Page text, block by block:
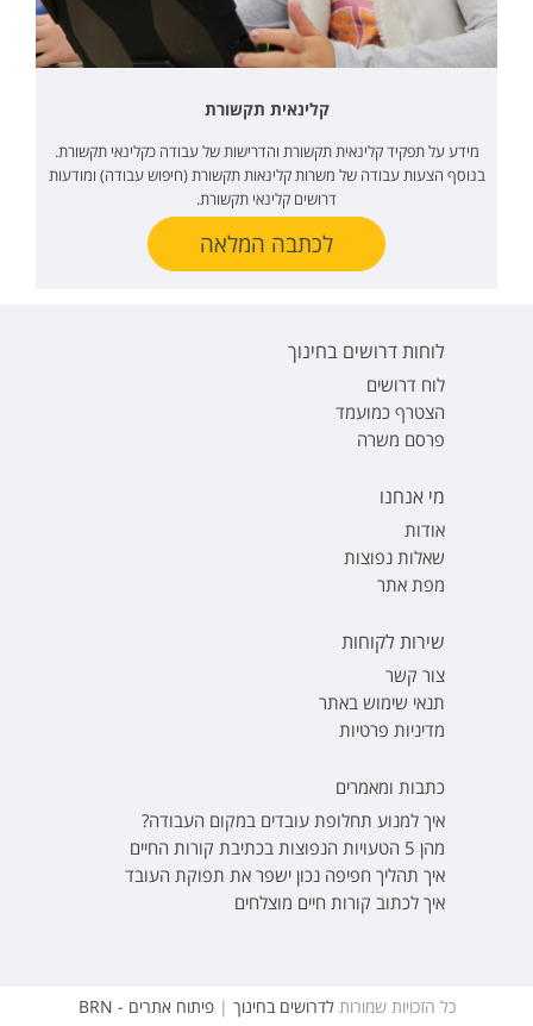
קלינאית תקשורת
מידע על תפקיד קלינאית תקשורת והדרישות של עבודה כקלינאי תקשורת.
בנוסף הצעות עבודה של משרות קלינאות תקשורת (חיפוש עבודה) ומודעות
דרושים קלינאי תקשורת.
לכתבה המלאה
לוחות דרושים בחינוך
לוח דרושים
הצטרף כמועמד
פרסם משרה
מי אנחנו
אודות
שאלות נפוצות
מפת אתר
שירות לקוחות
צור קשר
תנאי שימוש באתר
מדיניות פרטיות
כתבות ומאמרים
איך למנוע תחלופת עובדים במקום העבודה?
מהן 5 הטעויות הנפוצות בכתיבת קורות החיים
איך תהליך חפיפה נכון ישפר את תפוקת העובד
איך לכתוב קורות חיים מוצלחים
כל הזכויות שמורותלדרושים בחינוך |פיתוח אתרים - BRN